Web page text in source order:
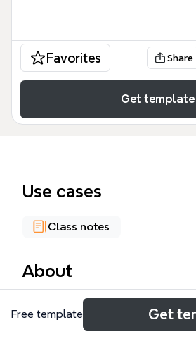
Favorites Share
Get template
Use cases
Class notes
About
会计凭证与会计账簿是会计工作的
始凭证到账簿登记的完整流程。该
Free template Get